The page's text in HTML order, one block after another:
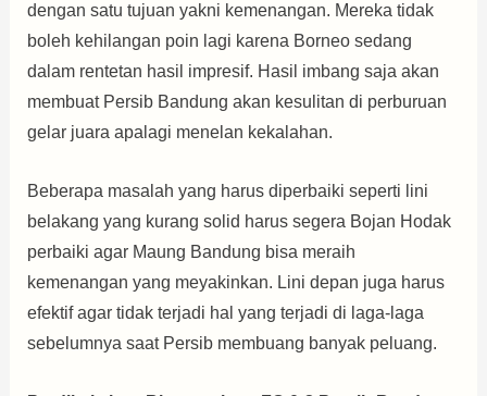
dengan satu tujuan yakni kemenangan. Mereka tidak
boleh kehilangan poin lagi karena Borneo sedang
dalam rentetan hasil impresif. Hasil imbang saja akan
membuat Persib Bandung akan kesulitan di perburuan
gelar juara apalagi menelan kekalahan.
Beberapa masalah yang harus diperbaiki seperti lini
belakang yang kurang solid harus segera Bojan Hodak
perbaiki agar Maung Bandung bisa meraih
kemenangan yang meyakinkan. Lini depan juga harus
efektif agar tidak terjadi hal yang terjadi di laga-laga
sebelumnya saat Persib membuang banyak peluang.